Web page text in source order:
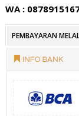
WA :
PEMBAYARAN